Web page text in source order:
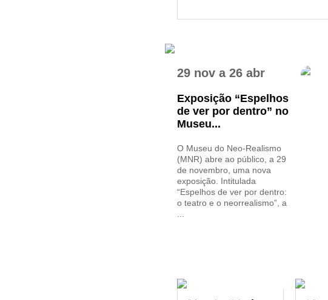
29 nov a26 abr
Exposição “Espelhos
de ver por dentro” no
Museu...
O Museu do Neo-Realismo
(MNR) abre ao público, a 29
de novembro, uma nova
exposição. Intitulada
“Espelhos de ver por dentro:
o teatro e o neorrealismo”, a